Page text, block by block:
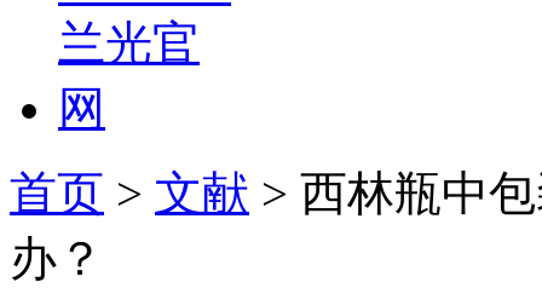
首页 > 文献 > 西林瓶中
办？